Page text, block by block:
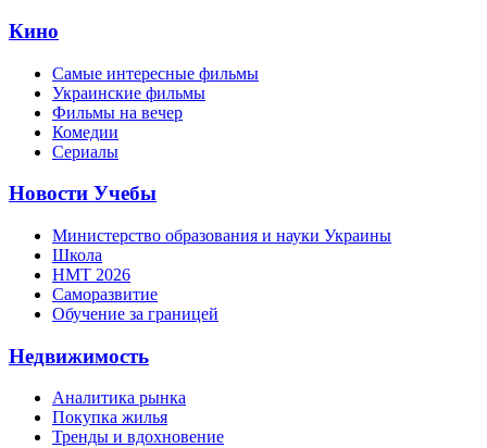
Кино
Самые интересные фильмы
Украинские фильмы
Фильмы на вечер
Комедии
Сериалы
Новости Учебы
Министерство образования и науки Украины
Школа
НМТ 2026
Саморазвитие
Обучение за границей
Недвижимость
Аналитика рынка
Покупка жилья
Тренды и вдохновение